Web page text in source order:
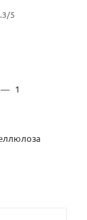
5
— 1